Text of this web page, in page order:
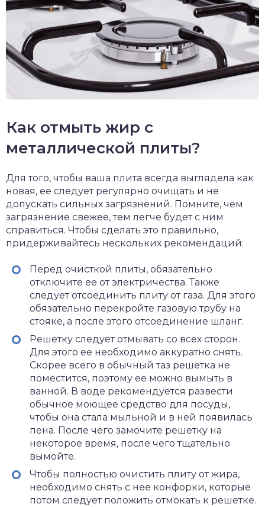
Как отмыть жир с
металлической плиты?
Для того, чтобы ваша плита всегда выглядела как
новая, ее следует регулярно очищать и не
допускать сильных загрязнений. Помните, чем
загрязнение свежее, тем легче будет с ним
справиться. Чтобы сделать это правильно,
придерживайтесь нескольких рекомендаций:
Перед очисткой плиты, обязательно
отключите ее от электричества. Также
следует отсоединить плиту от газа. Для этого
обязательно перекройте газовую трубу на
стояке, а после этого отсоединение шланг.
Решетку следует отмывать со всех сторон.
Для этого ее необходимо аккуратно снять.
Скорее всего в обычный таз решетка не
поместится, поэтому ее можно вымыть в
ванной. В воде рекомендуется развести
обычное моющее средство для посуды,
чтобы она стала мыльной и в ней появилась
пена. После чего замочите решетку на
некоторое время, после чего тщательно
вымойте.
Чтобы полностью очистить плиту от жира,
необходимо снять с нее конфорки, которые
потом следует положить отмокать к решетке.